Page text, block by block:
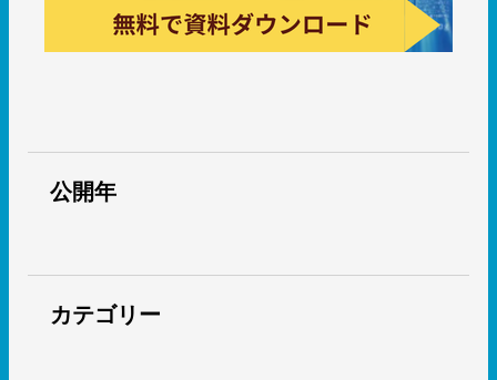
公開年
カテゴリー